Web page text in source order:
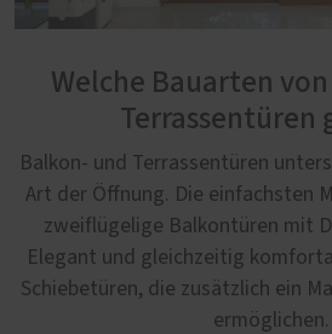
Welche Bauarten
Terrassentüren
Balkon- und Terrassentüren
Art der Öffnung. Die einfachsten
zweiflügelige Balkontüren mit
Elegant und gleichzeitig
Schiebetüren, die zusätzlich ein
ermöglichen.